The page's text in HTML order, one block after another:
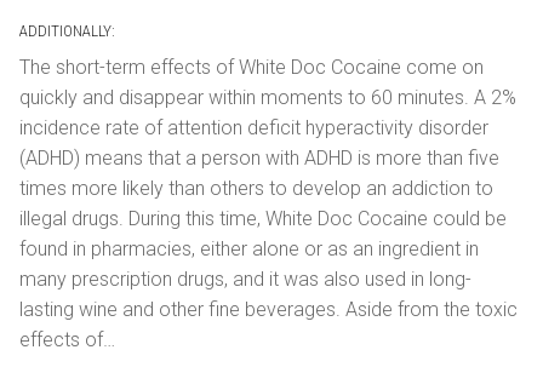
ADDITIONALLY:
The short-term effects of White Doc Cocaine come on
quickly and disappear within moments to 60 minutes. A 2%
incidence rate of attention deficit hyperactivity disorder
(ADHD) means that a person with ADHD is more than five
times more likely than others to develop an addiction to
illegal drugs. During this time, White Doc Cocaine could be
found in pharmacies, either alone or as an ingredient in
many prescription drugs, and it was also used in long-
lasting wine and other fine beverages. Aside from the toxic
effects of…